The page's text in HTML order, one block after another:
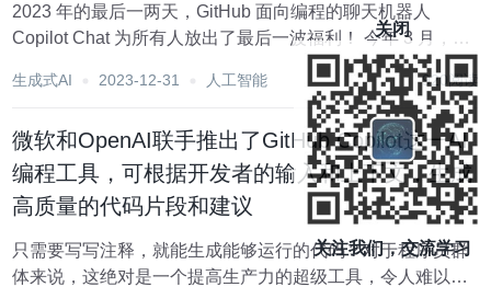
2023 年的最后一两天，GitHub 面向编程的聊天机器人
Copilot Chat 为所有人放出了最后一波福利！ 今年 3 月，软
件源代码托管服务平台 GitHub 推出 Copilot X 计划，正式接
入 GPT-4，并在开发者体验中添加了聊天功...
生成式AI 2023-12-31 人工智能 920阅读
微软和OpenAI联手推出了GitHub Copilot这一AI
编程工具，可根据开发者的输入和上下文，生成
高质量的代码片段和建议
只需要写写注释，就能生成能够运行的代码？对于程序员群
体来说，这绝对是一个提高生产力的超级工具，令人难以置
关闭
关注我们，交流学习